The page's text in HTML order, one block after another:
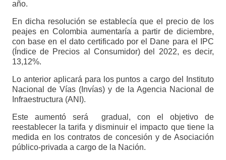
año.
En dicha resolución se establecía que el precio de los
peajes en Colombia aumentaría a partir de diciembre,
con base en el dato certificado por el Dane para el IPC
(Índice de Precios al Consumidor) del 2022, es decir,
13,12%.
Lo anterior aplicará para los puntos a cargo del Instituto
Nacional de Vías (Invías) y de la Agencia Nacional de
Infraestructura (ANI).
Este aumentó será gradual, con el objetivo de
reestablecer la tarifa y disminuir el impacto que tiene la
medida en los contratos de concesión y de Asociación
público-privada a cargo de la Nación.